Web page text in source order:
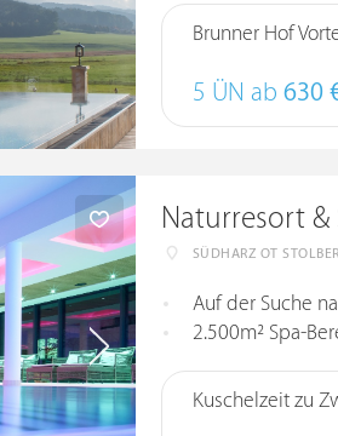
Brunner Hof
5 ÜN ab 630
Naturresort &
SÜDHARZ OT
Auf der Suche
2.500m² Spa-
Kuschelzeit zu